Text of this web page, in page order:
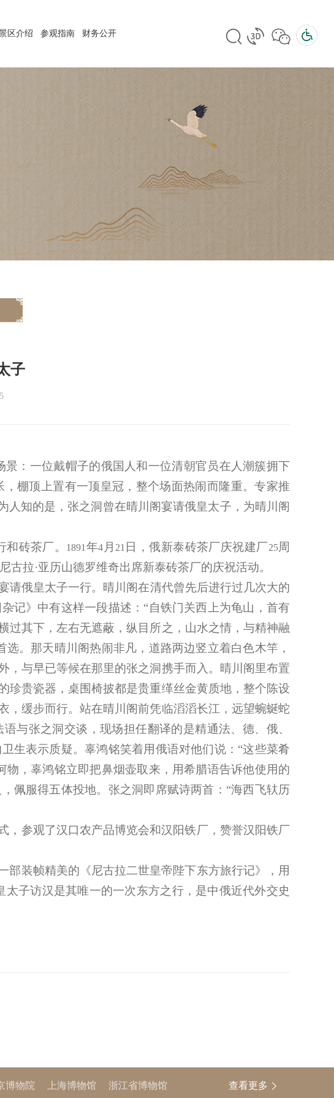
区介绍 参观指南 财务公开
子
：一位戴帽子的俄国人和一位清朝官员在人潮簇拥下
棚顶上置有一顶皇冠，整个场面热闹而隆重。专家推
知的是，张之洞曾在晴川阁宴请俄皇太子，为晴川阁
砖茶厂。 1891 年4 月 21 日，俄新泰砖茶厂庆祝建厂25周
古拉·亚历山德罗维奇出席新泰砖茶厂的庆祝活动。
请俄皇太子一行。晴川阁在清代曾先后进行过几次大的
记》中有这样一段描述：“自铁门关西上为龟山，首有
过其下，左右无遮蔽，纵目所之，山水之情，与精神融
。那天晴川阁热闹非凡，道路两边竖立着白色木竿，
，与早已等候在那里的张之洞携手而入。晴川阁里布置
珍贵瓷器，桌围椅披都是贵重缂丝金黄质地，整个陈设
，缓步而行。站在晴川阁前凭临滔滔长江，远望蜿蜒蛇
与张之洞交谈，现场担任翻译的是精通法、德、俄、
生表示质疑。辜鸿铭笑着用俄语对他们说：“这些菜肴
，辜鸿铭立即把鼻烟壶取来，用希腊语告诉他使用的
佩服得五体投地。张之洞即席赋诗两首：“海西飞轪历
，参观了汉口农产品博览会和汉阳铁厂，赞誉汉阳铁厂
装帧精美的《尼古拉二世皇帝陛下东方旅行记》，用
子访汉是其唯一的一次东方之行，是中俄近代外交史
博物院 上海博物馆 浙江省博物馆 查看更多